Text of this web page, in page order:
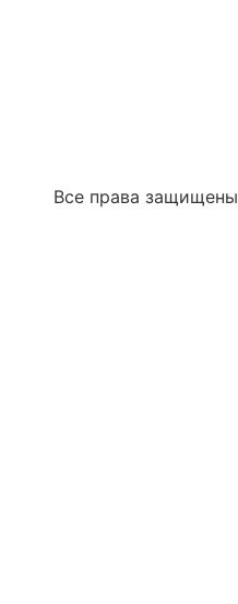
Все права защищены